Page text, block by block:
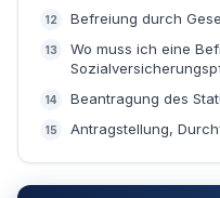
Befreiung durch
Wo muss ich eine
Beantragung des
Antragstellung,